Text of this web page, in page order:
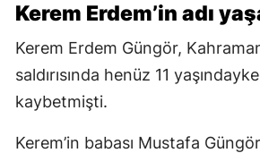
Kerem Erdem’in adı
Kerem Erdem Güngör,
saldırısında henüz 11
kaybetmişti.
Kerem’in babası Mustafa